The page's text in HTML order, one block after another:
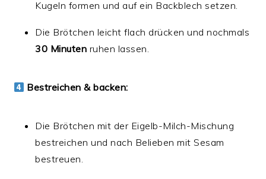
Kugeln formen und auf ein Backblech setzen.
Die Brötchen leicht flach drücken und nochmals
30 Minuten ruhen lassen.
Bestreichen & backen:
Die Brötchen mit der Eigelb-Milch-Mischung
bestreichen und nach Belieben mit Sesam
bestreuen.